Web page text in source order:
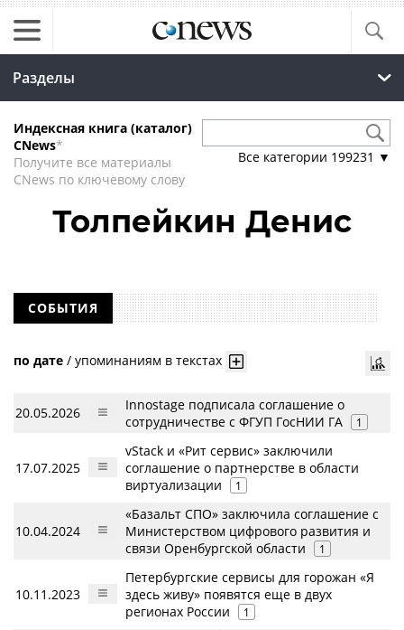
Разделы
Индексная книга (каталог)
CNews*
Получите все материалы
CNews по ключевому слову
Все категории 199231 ▼
Толпейкин Денис
СОБЫТИЯ
по дате / упоминаниям в текстах
20.05.2026
Innostage подписала соглашение о
сотрудничестве с ФГУП ГосНИИ ГА
1
17.07.2025
vStack и «Рит сервис» заключили
соглашение о партнерстве в области
виртуализации
1
10.04.2024
«Базальт СПО» заключила соглашение с
Министерством цифрового развития и
связи Оренбургской области
1
10.11.2023
Петербургские сервисы для горожан «Я
здесь живу» появятся еще в двух
регионах России
1